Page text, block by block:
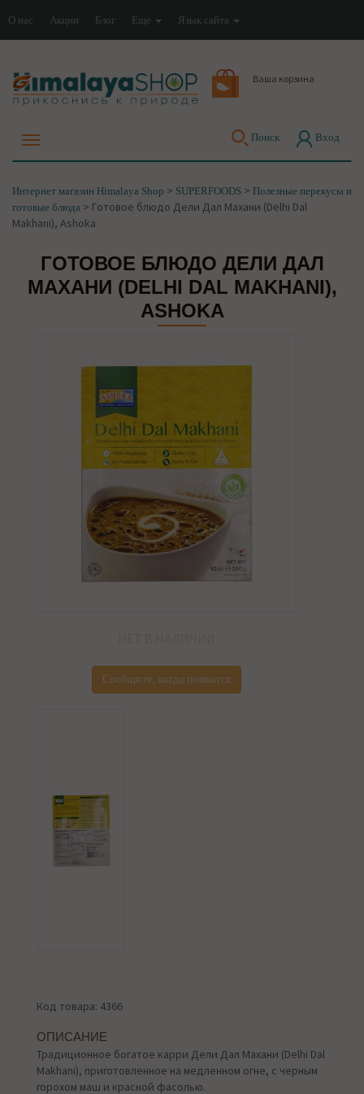
О нас Акции Блог Еще Язык сайта
Ваша корзина
Поиск Вход
Интернет магазин Himalaya Shop > SUPERFOODS > Полезные перекусы и
готовые блюда > Готовое блюдо Дели Дал Махани (Delhi Dal
Makhani), Ashoka
ГОТОВОЕ БЛЮДО ДЕЛИ ДАЛ
МАХАНИ (DELHI DAL MAKHANI),
ASHOKA
Сообщите, когда появится
Код товара: 4366
ОПИСАНИЕ
Традиционное богатое карри Дели Дал Махани (Delhi Dal
Makhani), приготовленное на медленном огне, с черным
горохом маш и красной фасолью.